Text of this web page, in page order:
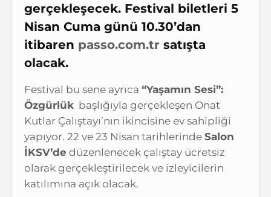
gerçekleşecek. Festival biletleri 5
Nisan Cuma günü 10.30’dan
itibaren passo.com.tr satışta
olacak.
Festival bu sene ayrıca “Yaşamın Sesi”:
Özgürlük başlığıyla gerçekleşen Onat
Kutlar Çalıştayı’nın ikincisine ev sahipliği
yapıyor. 22 ve 23 Nisan tarihlerinde Salon
İKSV’de düzenlenecek çalıştay ücretsiz
olarak gerçekleştirilecek ve izleyicilerin
katılımına açık olacak.